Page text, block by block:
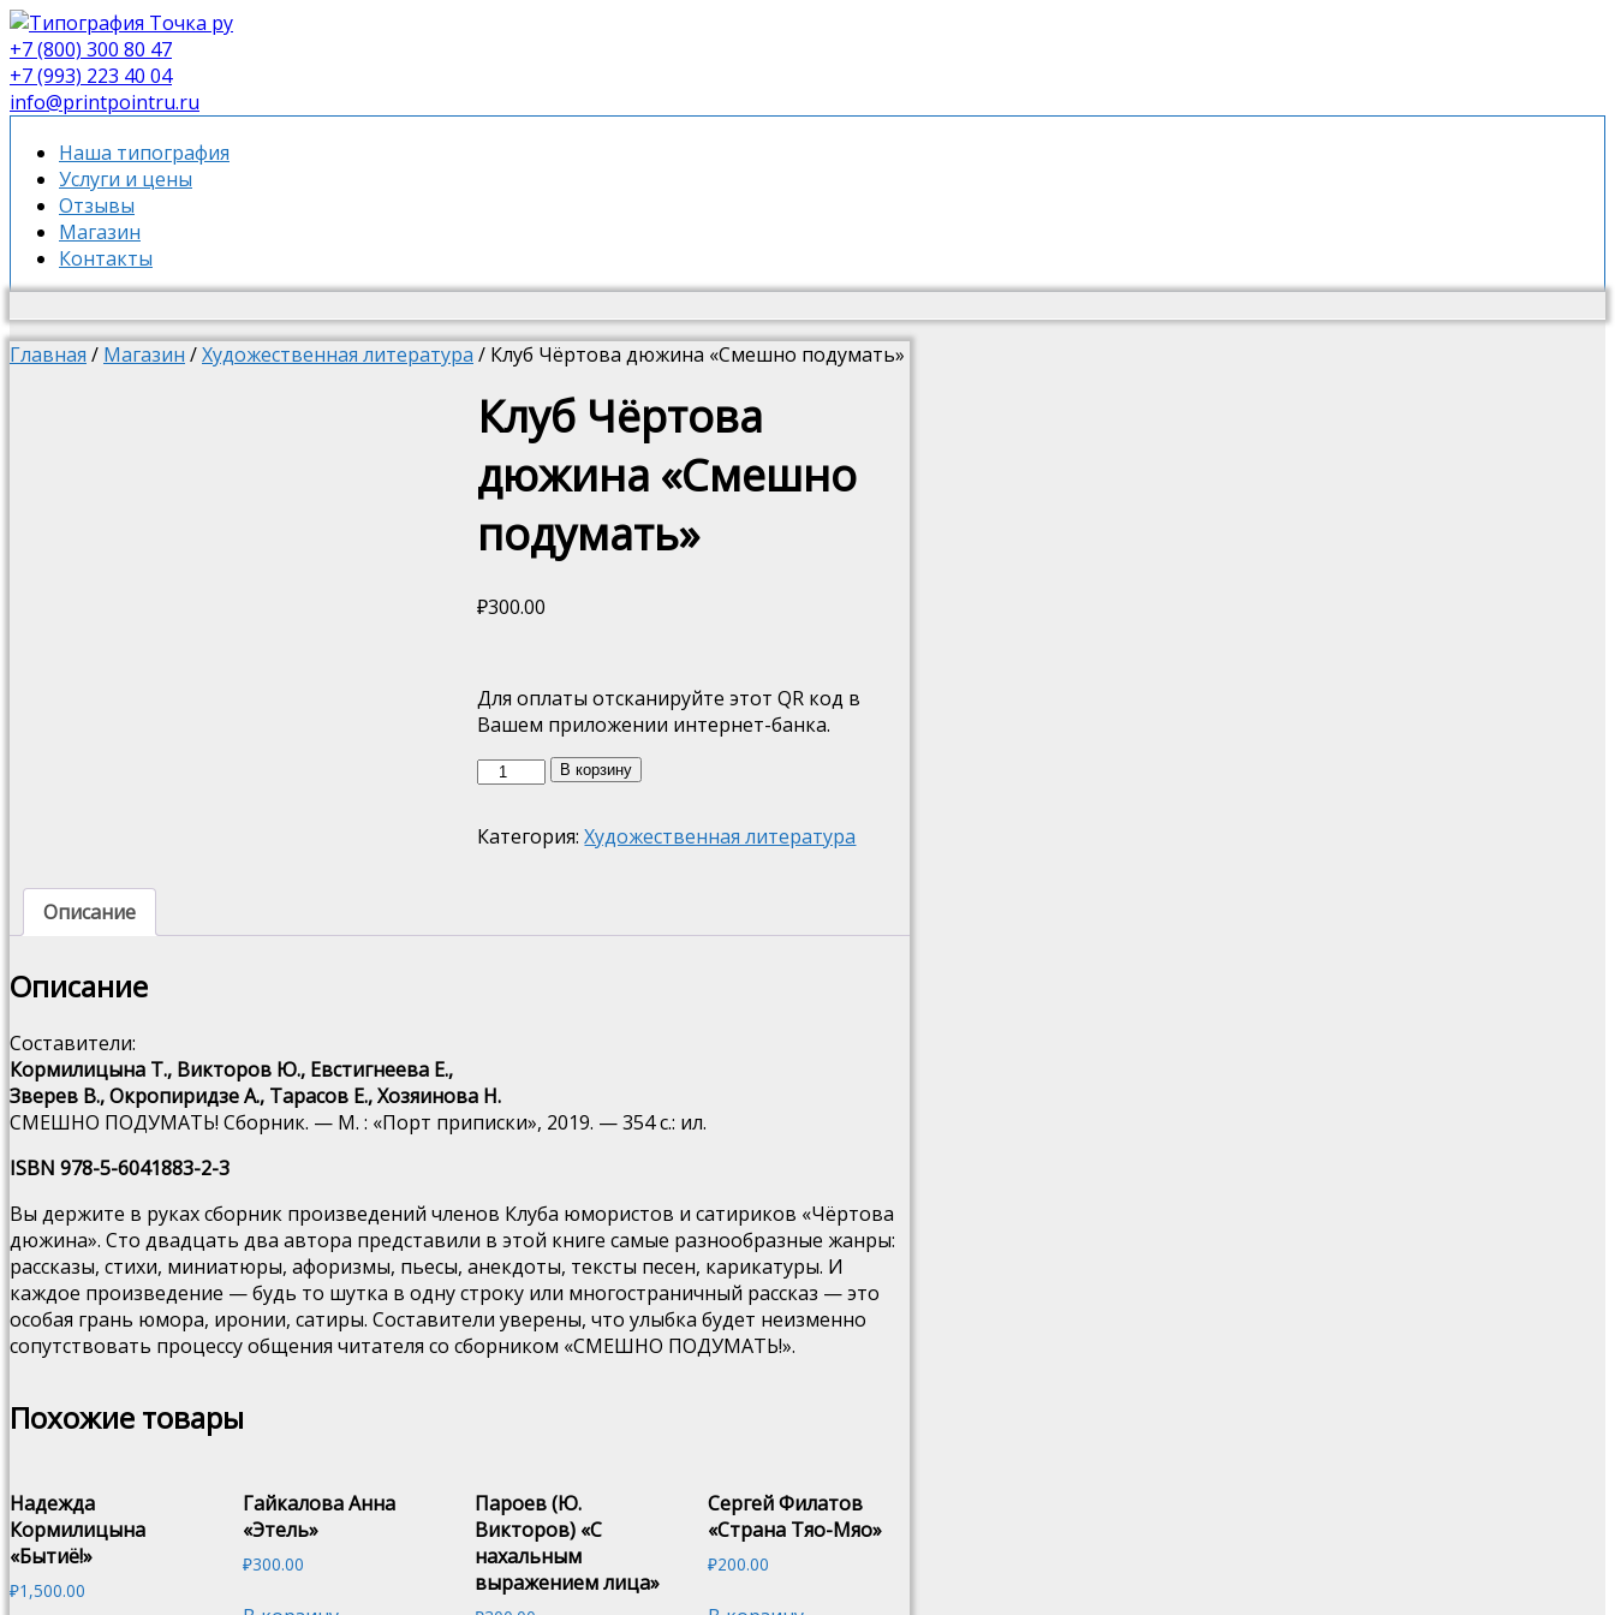
+7 (800) 300 80 47
+7 (993) 223 40 04
info@printpointru.ru
Наша типография
Услуги и цены
Отзывы
Магазин
Контакты
Главная / Магазин /Художественная литература / Клуб Чёртова дюжина «Смешно подумать»
Клуб Чёртова
дюжина «Смешно
подумать»
₽300.00
Для оплаты отсканируйте этот QR код в
Вашем приложении интернет-банка.
Количество
Чёртова
В корзину
Категория:Художественная литература
Описание
Описание
Составители:
Кормилицына Т., Викторов Ю., Евстигнеева Е.,
Зверев В., Окропиридзе А., Тарасов Е., Хозяинова Н.
СМЕШНО ПОДУМАТЬ! Сборник. — М. : «Порт приписки», 2019. — 354 с.: ил.
ISBN 978-5-6041883-2-3
Вы держите в руках сборник произведений членов Клуба юмористов и сатириков «Чёртова
дюжина». Сто двадцать два автора представили в этой книге самые разнообразные жанры:
рассказы, стихи, миниатюры, афоризмы, пьесы, анекдоты, тексты песен, карикатуры. И
каждое произведение — будь то шутка в одну строку или многостраничный рассказ — это
особая грань юмора, иронии, сатиры. Составители уверены, что улыбка будет неизменно
сопутствовать процессу общения читателя со сборником «СМЕШНО ПОДУМАТЬ!».
Похожие товары
Надежда
Кормилицына
«Бытиё!»
₽1,500.00
Гайкалова Анна
«Этель»
₽300.00
Пароев (Ю.
Викторов) «С
нахальным
выражением лица»
Сергей Филатов
«Страна Тяо-Мяо»
₽200.00